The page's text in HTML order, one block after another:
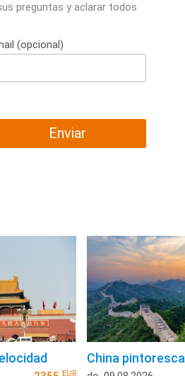
preguntas y aclarar todos
(opcional)
Enviar
EUR
China pintoresca